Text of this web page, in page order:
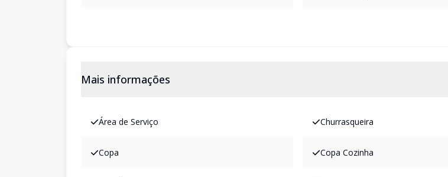
Mais informações
Área de Serviço Churrasqueira
Copa Copa Cozinha